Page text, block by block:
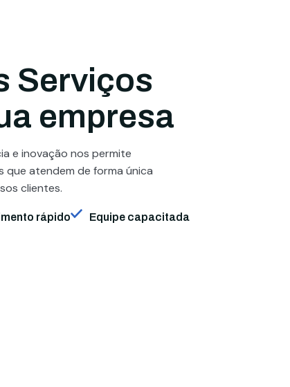
Serviços
empresa
e inovação nos permite
atendem de forma única
clientes.
rápido Equipe capacitada